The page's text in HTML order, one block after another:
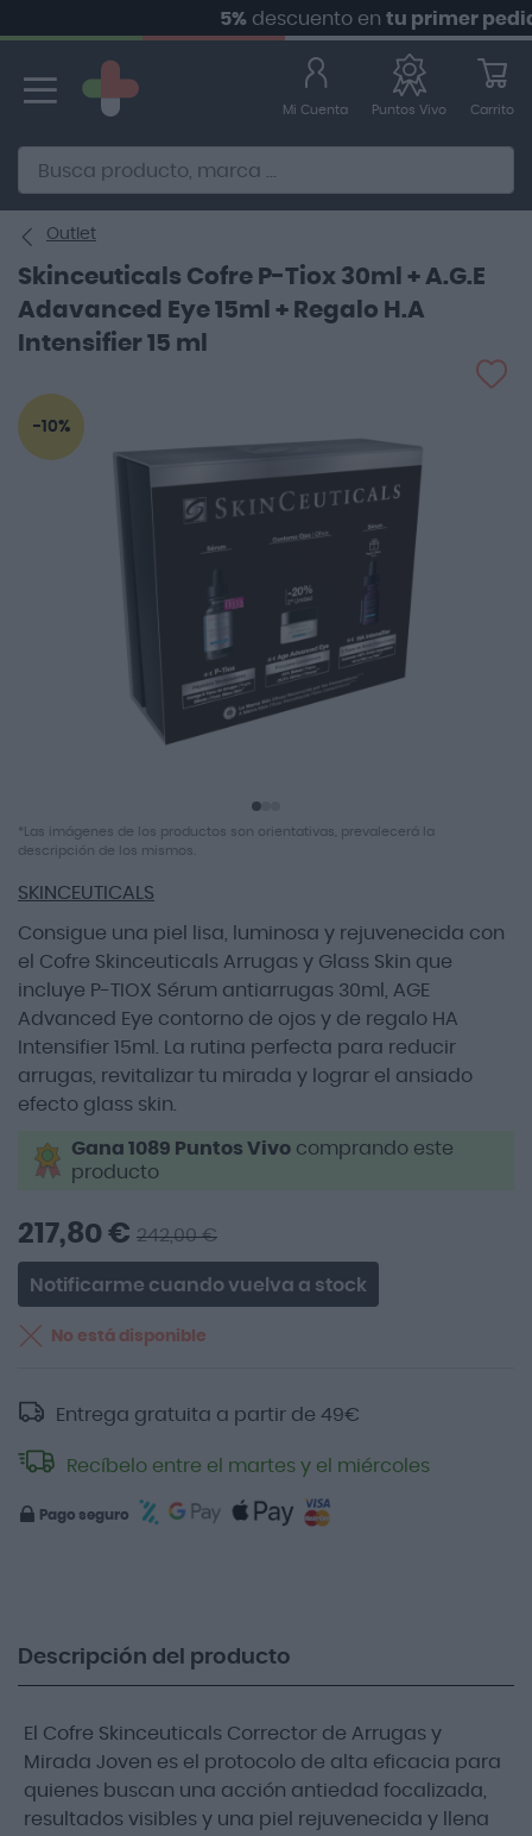
descuento entu primer pedido.
contenido
Alternative to Doofinder Ecommerce Search
Mi Cuenta Puntos Vivo Carrito
Outlet
Skinceuticals Cofre P-Tiox 30ml + A.G.E
Adavanced Eye 15ml + Regalo H.A
Intensifier 15 ml
-10%
Saltar
final
al
de
galería
de
imágenes
*Las imágenes de los productos son orientativas, prevalecerá la
descripción de los mismos.
SKINCEUTICALS
Consigue una piel lisa, luminosa y rejuvenecida con
el Cofre Skinceuticals Arrugas y Glass Skin que
incluye P-TIOX Sérum antiarrugas 30ml, AGE
Advanced Eye contorno de ojos y de regalo HA
Intensifier 15ml. La rutina perfecta para reducir
arrugas, revitalizar tu mirada y lograr el ansiado
efecto glass skin.
Gana 1089 Puntos Vivo comprando este
producto
217,80 € 242,00 €
Notificarme cuando vuelva a stock
No está disponible
Entrega gratuita a partir de 49€
Recíbelo entre el martes y el miércoles
Pago seguro
Descripción del producto
El Cofre Skinceuticals Corrector de Arrugas y
Mirada Joven es el protocolo de alta eficacia para
quienes buscan una acción antiedad focalizada,
resultados visibles y una piel rejuvenecida y llena